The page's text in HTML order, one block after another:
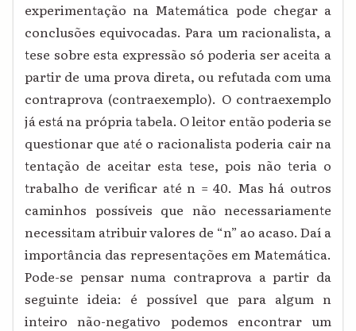
experimentação na Matemática pode chegar a
conclusões equivocadas. Para um racionalista, a
tese sobre esta expressão só poderia ser aceita a
partir de uma prova direta, ou refutada com uma
contraprova (contraexemplo). O contraexemplo
já está na própria tabela. O leitor então poderia se
questionar que até o racionalista poderia cair na
tentação de aceitar esta tese, pois não teria o
trabalho de verificar até n = 40. Mas há outros
caminhos possíveis que não necessariamente
necessitam atribuir valores de “n” ao acaso. Daí a
importância das representações em Matemática.
Pode-se pensar numa contraprova a partir da
seguinte ideia: é possível que para algum n
inteiro não-negativo podemos encontrar um